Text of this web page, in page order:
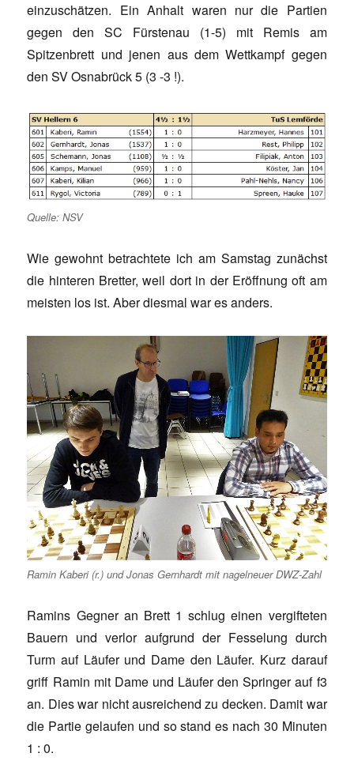
einzuschätzen. Ein Anhalt waren nur die Partien
gegen den SC Fürstenau (1-5) mit Remis am
Spitzenbrett und jenen aus dem Wettkampf gegen
den SV Osnabrück 5 (3 -3 !).
Quelle: NSV
Wie gewohnt betrachtete ich am Samstag zunächst
die hinteren Bretter, weil dort in der Eröffnung oft am
meisten los ist. Aber diesmal war es anders.
Ramin Kaberi (r.) und Jonas Gernhardt mit nagelneuer DWZ-Zahl
Ramins Gegner an Brett 1 schlug einen vergifteten
Bauern und verlor aufgrund der Fesselung durch
Turm auf Läufer und Dame den Läufer. Kurz darauf
griff Ramin mit Dame und Läufer den Springer auf f3
an. Dies war nicht ausreichend zu decken. Damit war
die Partie gelaufen und so stand es nach 30 Minuten
1 : 0.